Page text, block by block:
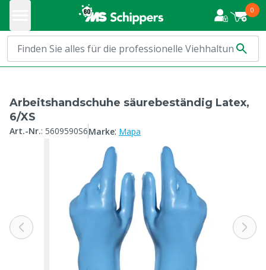
0
Arbeitshandschuhe säurebeständig Latex,
6/XS
Art.-Nr.: 5609590S6Marke: Mapa